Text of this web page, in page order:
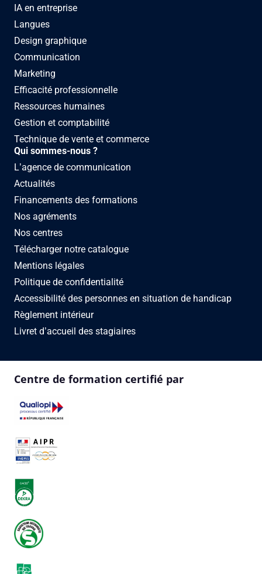
IA en entreprise
Langues
Design graphique
Communication
Marketing
Efficacité professionnelle
Ressources humaines
Gestion et comptabilité
Technique de vente et commerce
Qui sommes-nous ?
L’agence de communication
Actualités
Financements des formations
Nos agréments
Nos centres
Télécharger notre catalogue
Mentions légales
Politique de confidentialité
Accessibilité des personnes en situation de handicap
Règlement intérieur
Livret d’accueil des stagiaires
Centre de formation certifié par